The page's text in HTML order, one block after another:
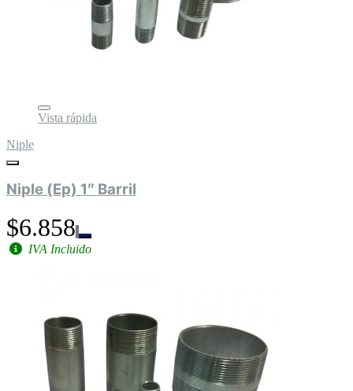
Vista rápida
Niple
Niple (Ep) 1″ Barril
$6.858
IVA Incluido